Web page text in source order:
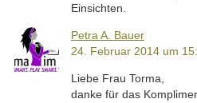
Einsichten.
Petra A. Bauer
24. Februar 2014 um
Liebe Frau Torma,
danke für das